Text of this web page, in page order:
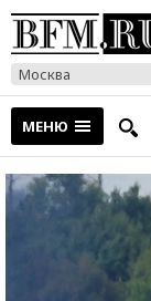
Москва
МЕНЮ